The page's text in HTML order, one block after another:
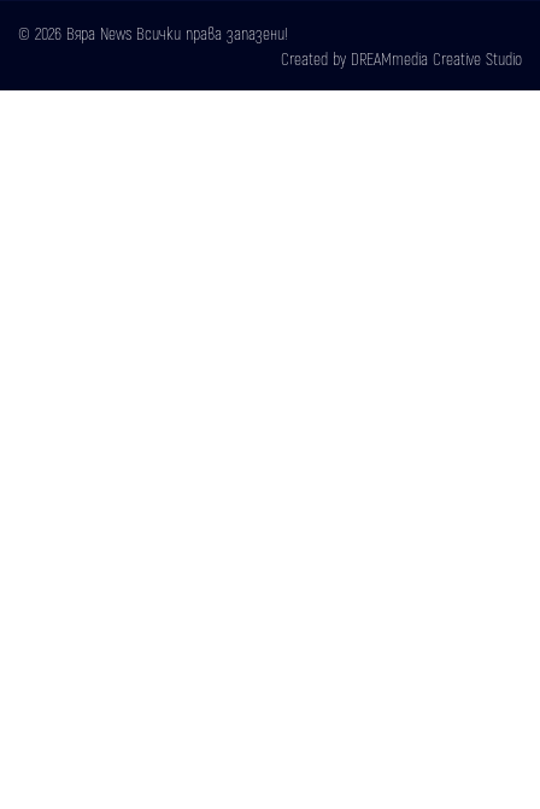
© 2026 Вяра News Всички права запазени!
Created by DREAMmedia Creative Studio